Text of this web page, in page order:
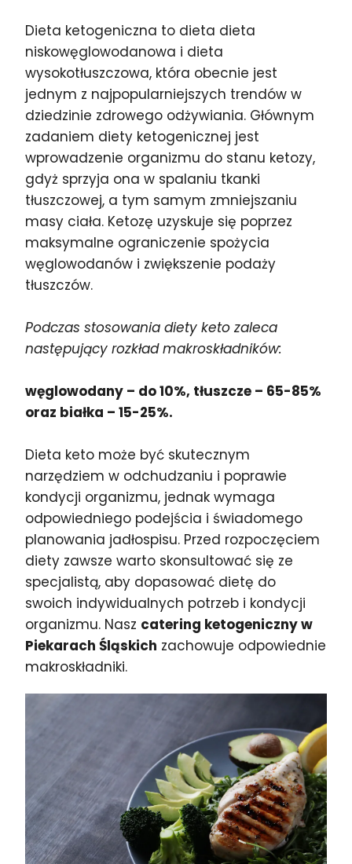
Dieta ketogeniczna to dieta dieta
niskowęglowodanowa i dieta
wysokotłuszczowa, która obecnie jest
jednym z najpopularniejszych trendów w
dziedzinie zdrowego odżywiania. Głównym
zadaniem diety ketogenicznej jest
wprowadzenie organizmu do stanu ketozy,
gdyż sprzyja ona w spalaniu tkanki
tłuszczowej, a tym samym zmniejszaniu
masy ciała. Ketozę uzyskuje się poprzez
maksymalne ograniczenie spożycia
węglowodanów i zwiększenie podaży
tłuszczów.
Podczas stosowania diety keto zaleca
następujący rozkład makroskładników:
węglowodany – do 10%, tłuszcze – 65-85%
oraz białka – 15-25%.
Dieta keto może być skutecznym
narzędziem w odchudzaniu i poprawie
kondycji organizmu, jednak wymaga
odpowiedniego podejścia i świadomego
planowania jadłospisu. Przed rozpoczęciem
diety zawsze warto skonsultować się ze
specjalistą, aby dopasować dietę do
swoich indywidualnych potrzeb i kondycji
organizmu. Nasz catering ketogeniczny w
Piekarach Śląskich zachowuje odpowiednie
makroskładniki.